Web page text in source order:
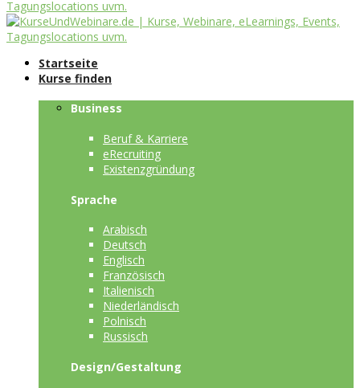
Startseite
Kurse finden
Business
Beruf & Karriere
eRecruiting
Existenzgründung
Sprache
Arabisch
Deutsch
Englisch
Französisch
Italienisch
Niederländisch
Polnisch
Russisch
Design/Gestaltung